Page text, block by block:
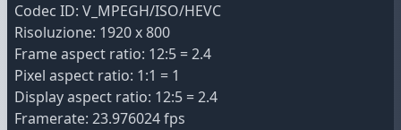
Codec ID: V_MPEGH/ISO/HEVC
Risoluzione: 1920 x 800
Frame aspect ratio: 12:5 = 2.4
Pixel aspect ratio: 1:1 = 1
Display aspect ratio: 12:5 = 2.4
Framerate: 23.976024 fps